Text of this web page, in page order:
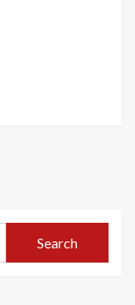
Search